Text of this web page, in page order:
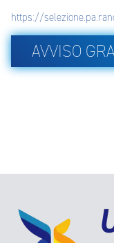
https://
AVVISO